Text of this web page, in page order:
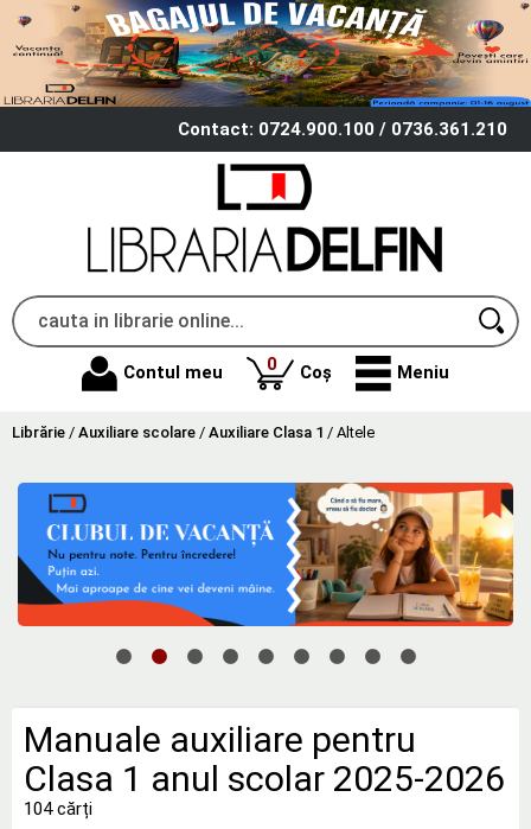
Contact: 0724.900.100 / 0736.361.210
Contul meu 0produse
Coș Meniu
Librărie / Auxiliare scolare / Auxiliare Clasa 1 / Altele
Manuale auxiliare pentru
Clasa 1 anul scolar 2025-2026
104 cărți